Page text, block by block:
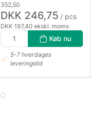
352,50
DKK 246,75 / pcs
DKK 197,40 ekskl. moms
Køb nu
5-7 hverdages
leveringstid